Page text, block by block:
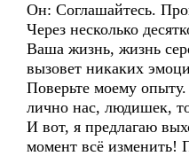
Он: Соглашайтесь.
Через несколько
Ваша жизнь, жизнь
вызовет никаких
Поверьте моему опыту.
лично нас, людишек,
И вот, я предлагаю
момент всё изменить!